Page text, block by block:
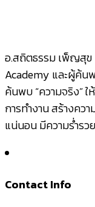
อ.สถิตธรรม เพ็ญสุข
Academy และผู้ค้น
ค้นพบ “ความจริง” ใ
การทำงาน สร้างคว
แน่นอน มีความร่ำรว
Contact Info